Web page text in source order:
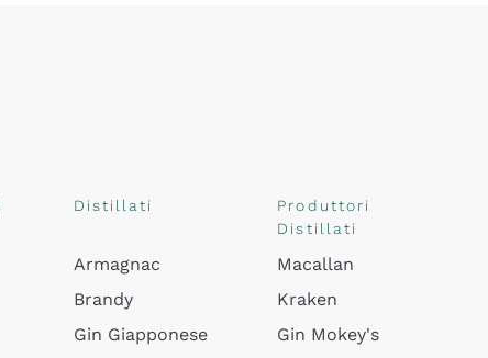
Distillati
Armagnac
Brandy
Gin Giapponese
Produttori
Distillati
Macallan
Kraken
Gin Mokey's